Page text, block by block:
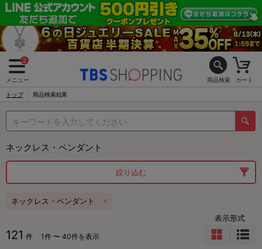
2
メニュー 商品検索 カート
トップ 商品検索結果
ネックレス・ペンダント
絞り込む
ネックレス・ペンダント
121 件 1件 〜 40件を表示
表示形式